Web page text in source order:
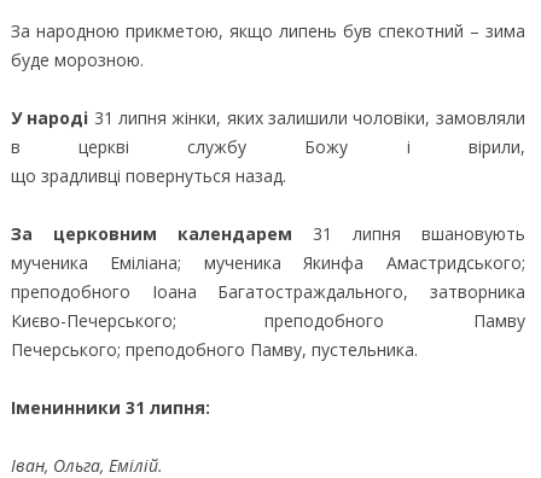
За народною прикметою, якщо липень був спекотний – зима
буде морозною.
У народі 31 липня жінки, яких залишили чоловіки, замовляли
в церкві службу Божу і вірили,
що зрадливці повернуться назад.
За церковним календарем 31 липня вшановують
мученика Еміліана; мученика Якинфа Амастридського;
преподобного Іоана Багатостраждального, затворника
Києво-Печерського; преподобного Памву
Печерського; преподобного Памву, пустельника.
Іменинники 31 липня:
Іван, Ольга, Емілій.